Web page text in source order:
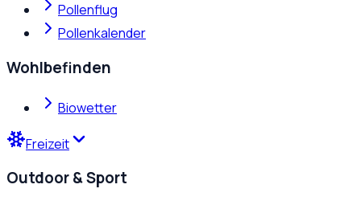
Pollenflug
Pollenkalender
Wohlbefinden
Biowetter
Freizeit
Outdoor & Sport